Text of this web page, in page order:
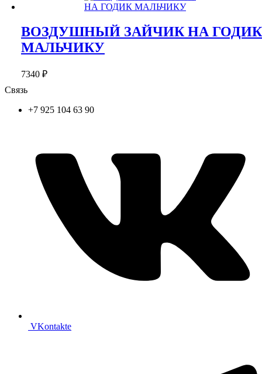
ВОЗДУШНЫЙ ЗАЙЧИК НА ГОДИК
МАЛЬЧИКУ
7340 ₽
Связь
+7 925 104 63 90
VKontakte